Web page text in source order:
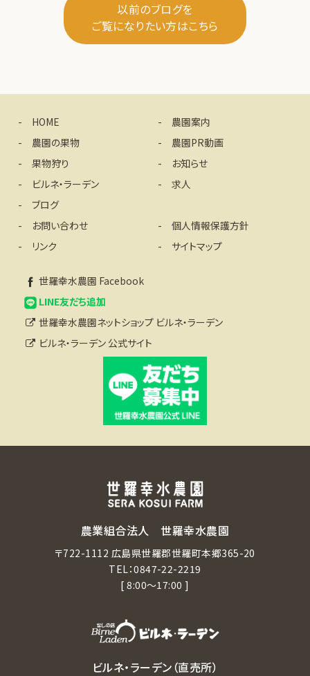
以前のブログを
ご覧になりたい方はこちら
HOME
農園の果物
果物狩り
ビルネ・ラーデン
ブログ
農園案内
農園PR動画
お知らせ
求人
お問い合わせ
個人情報保護方針
リンク
サイトマップ
世羅幸水農園 Facebook
LINE友だち追加
世羅幸水農園ネットショップ ビルネ・ラーデン
ビルネ・ラーデン 公式サイト
農業組合法人 世羅幸水農園
〒722-1112 広島県世羅郡世羅町本郷365-20
TEL：0847-22-2219
[ 8:00～17:00 ]
ビルネ・ラーデン（直売所）